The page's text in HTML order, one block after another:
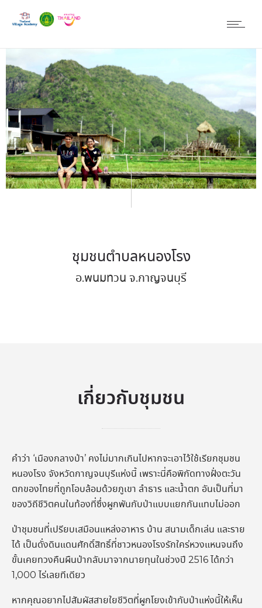
ชุมชนตำบลหนองโรง
อ.พนมทวน จ.กาญจนบุรี
เกี่ยวกับชุมชน
คำว่า ‘เมืองกลางป่า’ คงไม่มากเกินไปหากจะเอาไว้ใช้เรียกชุมชน
หนองโรง จังหวัดกาญจนบุรีแห่งนี้ เพราะนี่คือพิกัดทางฝั่งตะวัน
ตกของไทยที่ถูกโอบล้อมด้วยภูเขา ลำธาร และน้ำตก อันเป็นที่มา
ของวิถีชีวิตคนในท้องที่ซึ่งผูกพันกับป่าแบบแยกกันแทบไม่ออก
ป่าชุมชนที่เปรียบเสมือนแหล่งอาหาร บ้าน สนามเด็กเล่น และราย
ได้ เป็นดั่งดินแดนศักดิ์สิทธิ์ที่ชาวหนองโรงรักใคร่หวงแหนจนถึง
ขั้นเคยทวงคืนผืนป่ากลับมาจากนายทุนในช่วงปี 2516 ได้กว่า
1,000 ไร่เลยทีเดียว
หากคุณอยากไปสัมผัสสายใยชีวิตที่ผูกโยงเข้ากับป่าแห่งนี้ให้เห็น